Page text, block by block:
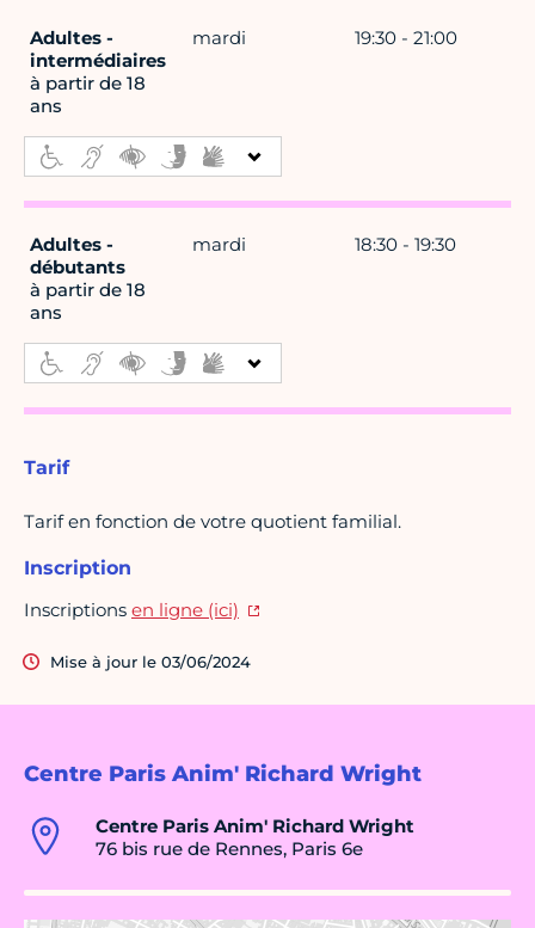
Centre Paris Anim' Richard Wright
Centre Paris Anim' Richard Wright
76 bis rue de Rennes, Paris 6e
Adultes -
intermédiaires
à partir de 18
ans
mardi 19:30 - 21:00
Adultes -
débutants
à partir de 18
ans
mardi 18:30 - 19:30
Tarif
Tarif en fonction de votre quotient familial.
Inscription
Inscriptions en ligne (ici)
Mise à jour le 03/06/2024